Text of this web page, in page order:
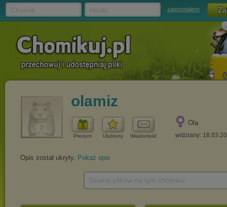
zapomniałem
olamiz
Prezent Ulubiony Wiadomość
Ola
widziany:
Opis został ukryty. Pokaż opis